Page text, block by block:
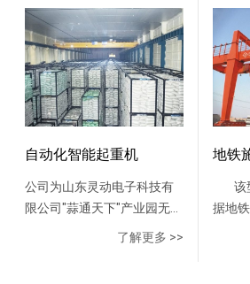
料袋重量：10～70Kg 码垛高
度：3～6m 码垛速度：600
～1500包/小时
大用户好评。
具有
和全
式，
换，
都具
我国
日处
和小
理厂
自动化智能起重机
公司为山东灵动电子科技有
限公司"蒜通天下"产业园无人
化冷库仓储项目设计制造的
了解更多 >>
地铁
该型
据地
艺条